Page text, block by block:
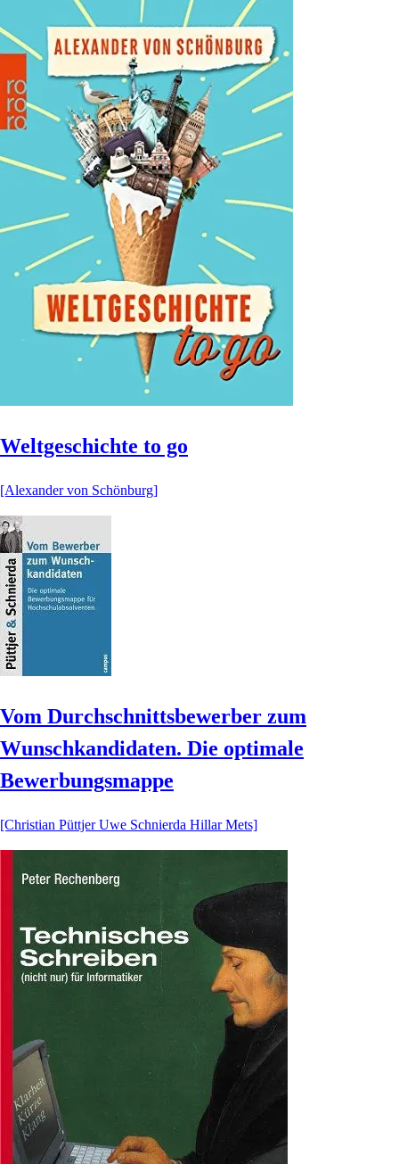
Weltgeschichte to go
[Alexander von Schönburg]
Vom Durchschnittsbewerber zum
Wunschkandidaten. Die optimale
Bewerbungsmappe
[Christian Püttjer Uwe Schnierda Hillar Mets]